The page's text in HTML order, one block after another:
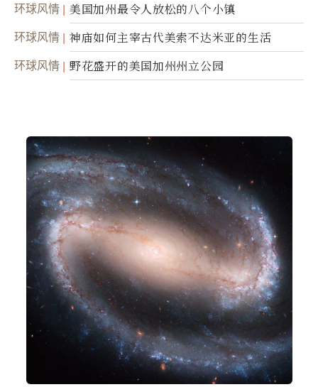
环球风情 美国加州最令人放松的八个小镇
环球风情 神庙如何主宰古代美索不达米亚的生活
环球风情 野花盛开的美国加州州立公园